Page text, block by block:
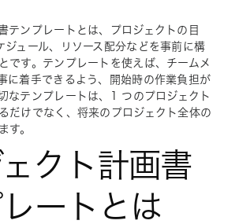
テンプレートとは、プロジェクトの目
ジュール、リソース配分などを事前に構
です。テンプレートを使えば、チームメ
に着手できるよう、開始時の作業負担が
なテンプレートは、1 つのプロジェクト
だけでなく、将来のプロジェクト全体の
す。
クト計画書
ートとは